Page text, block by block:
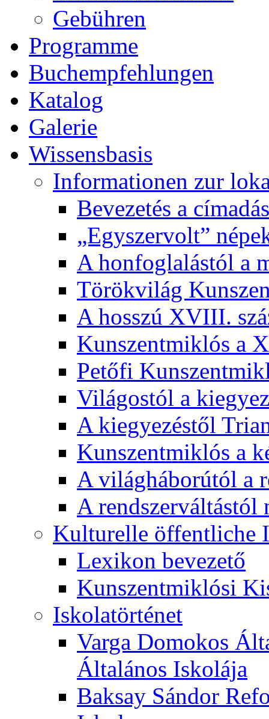
Gebühren
Programme
Buchempfehlungen
Katalog
Galerie
Wissensbasis
Informationen zur
Bevezetés a
„Egyszervolt”
A honfoglalástól a
Törökvilág
A hosszú XVIII.
Kunszentmiklós a
Petőfi
Világostól a
A kiegyezéstől
Kunszentmiklós a
A világháborútól a
A rendszerváltástól
Kulturelle öffentliche
Lexikon bevezető
Kunszentmiklósi
Iskolatörténet
Varga Domokos
Általános Iskolája
Baksay Sándor